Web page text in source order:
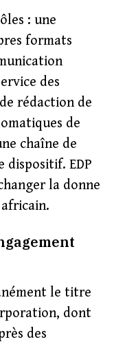
: une
formats
des
rédaction de
de
chaîne de
EDP
la donne
le titre
dont
des